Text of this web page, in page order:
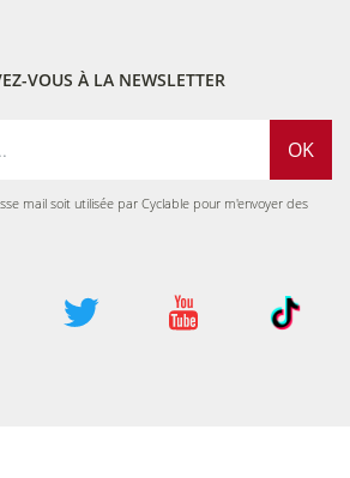
VOUS À LA NEWSLETTER
OK
mail soit utilisée par Cyclable pour m'envoyer des